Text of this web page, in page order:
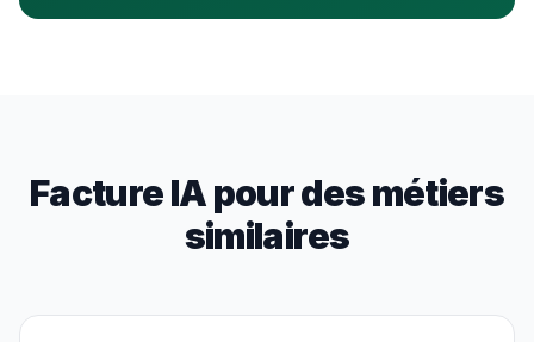
Facture IA pour des métiers
similaires